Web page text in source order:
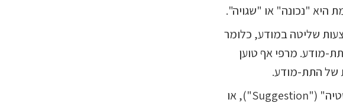
היא "נכונה" או "שגויה".
שליטה במודע, כלומר
מודע. מרפי אף טוען
של התת-מודע.
תהליך של השפעה מודעת על התת-מודע נקרא "סוגסטיה" ("Suggestion"), או